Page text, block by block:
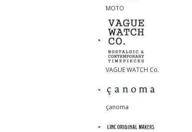
MOTO
VAGUE WATCH Co.
çanoma